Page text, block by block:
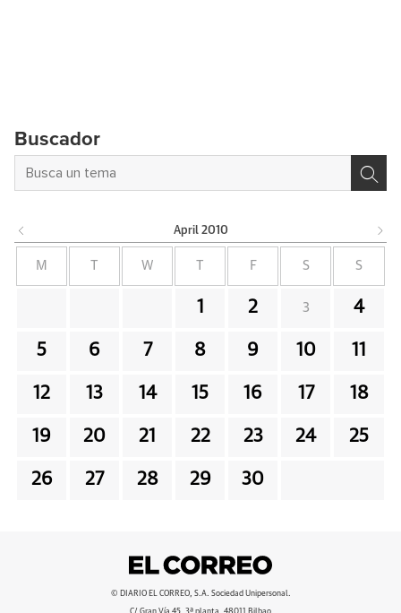
Buscador
April 2010
M W F S S
1 2 3 4
5 6 7 8 9 10 11
12 13 14 15 16 17 18
19 20 21 22 23 24 25
26 27 28 29 30
© DIARIO EL CORREO, S.A. Sociedad Unipersonal.